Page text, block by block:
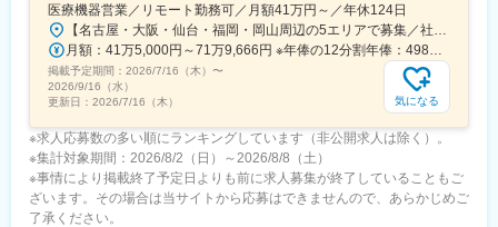
医療機器営業／リモート勤務可／月額41万円～／年休124日
掲載予定期間： 2026/7/16（木） 〜
2026/9/16（水）
更新日： 2026/7/16（木） 気になる
※求人応募数の多い順にランキングしています（非公開求人は除く）。
※集計対象期間：2026/8/2（日）～2026/8/8（土）
※事情により掲載終了予定日よりも前に求人募集が終了していることもご
ざいます。その場合は当サイトから応募はできませんので、あらかじめご
了承ください。